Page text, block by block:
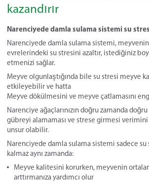
kazandırır
Narenciyede damla sulama sistemi su
Narenciyede damla sulama sistemi,
evrelerindeki su stresini azaltır, istediğiniz
etmenizi sağlar.
Meyve olgunlaştığında bile su stresi meyve
etkileyebilir ve hatta
Meyve dökülmesini ve meyve çatlamasını
Narenciye ağaçlarınızın doğru zamanda
gübreyi alamaması ve strese girmesi
unsur olabilir.
Narenciyede damla sulama sistemi sadece
kalmaz aynı zamanda:
Meyve kalitesini korurken, meyvenin
arttırmanıza yardımcı olur